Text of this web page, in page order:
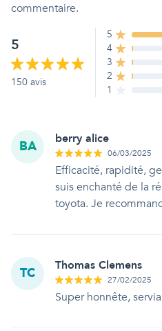
commentaire.
5
150 avis
5
4
3
2
1
BA berry alice
06/03/2025
Efficacité, rapidité,
suis enchanté de la
toyota. Je
TC Thomas Clemens
27/02/2025
Super honnête,